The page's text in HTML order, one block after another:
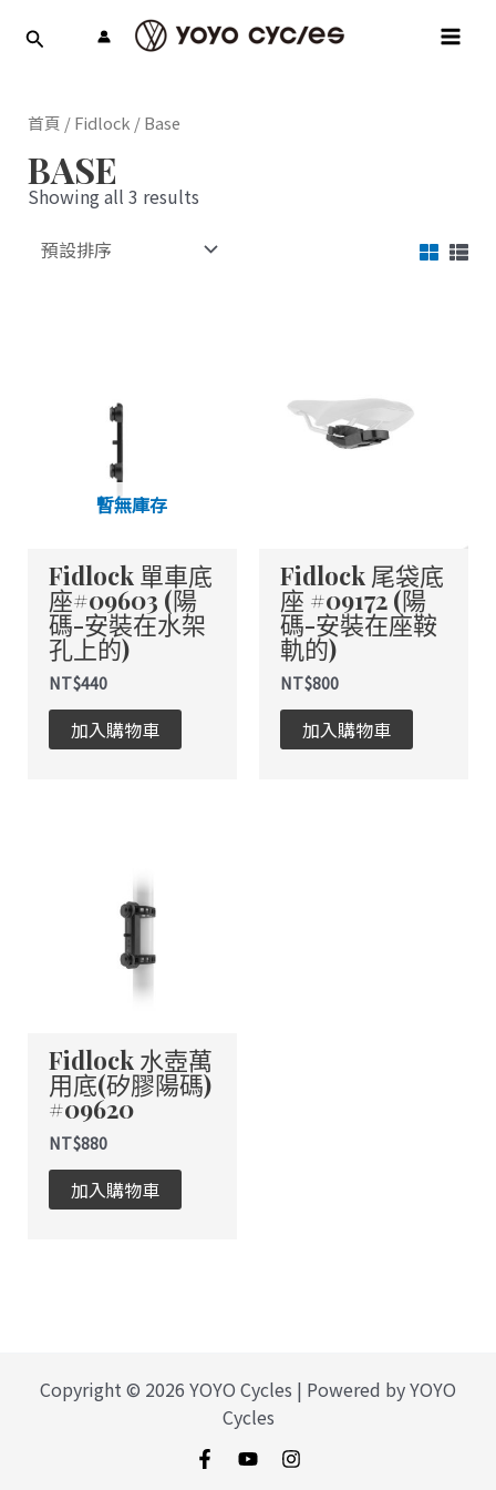
首頁 /Fidlock / Base
BASE
Showing all 3 results
暫無庫存
Fidlock 單車底
座#09603 (陽
碼-安裝在水架
孔上的)
NT$440
加入購物車
Fidlock 尾袋底
座 #09172 (陽
碼-安裝在座鞍
軌的)
NT$800
加入購物車
Fidlock 水壺萬
用底(矽膠陽碼)
#09620
NT$880
加入購物車
Copyright © 2026 YOYO Cycles | Powered by YOYO
Cycles